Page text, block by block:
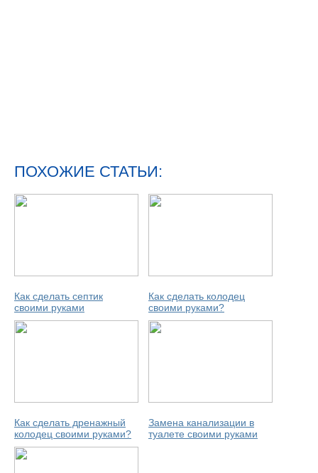
ПОХОЖИЕ СТАТЬИ:
Как сделать септик
своими руками
Как сделать колодец
своими руками?
Как сделать дренажный
колодец своими руками?
Замена канализации в
туалете своими руками